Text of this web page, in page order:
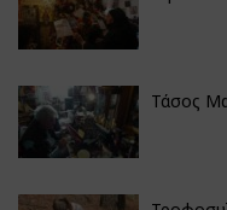
Τάσος